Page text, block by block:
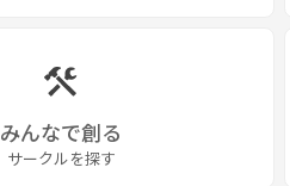
みんなで創る
サークルを探す